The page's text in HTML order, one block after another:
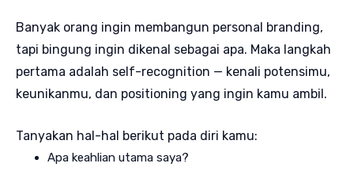
Banyak orang ingin membangun personal branding,
tapi bingung ingin dikenal sebagai apa. Maka langkah
pertama adalah self-recognition — kenali potensimu,
keunikanmu, dan positioning yang ingin kamu ambil.
Tanyakan hal-hal berikut pada diri kamu:
Apa keahlian utama saya?